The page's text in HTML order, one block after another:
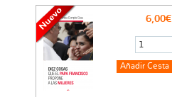
6,00€